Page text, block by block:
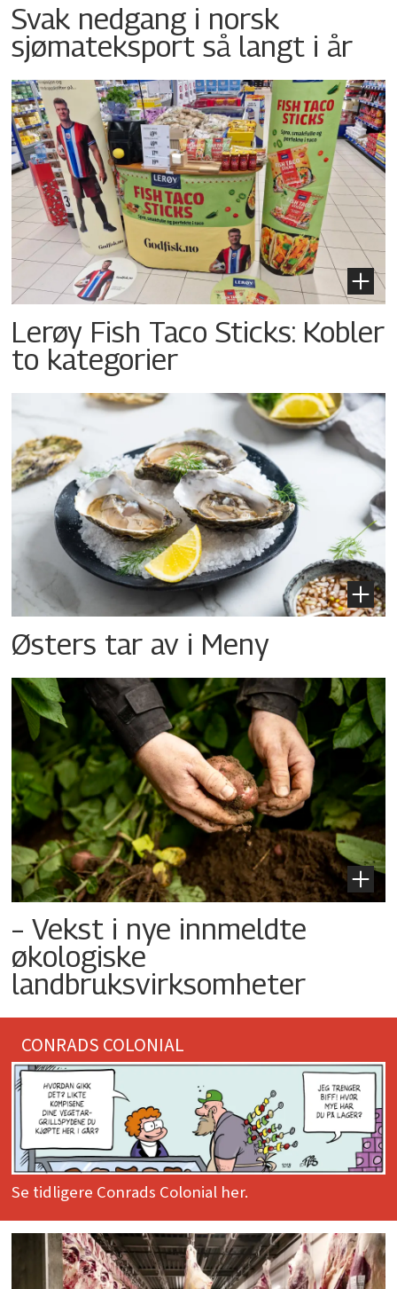
Svak nedgang i norsk
sjømateksport så langt i år
Lerøy Fish Taco Sticks: Kobler
to kategorier
Østers tar av i Meny
– Vekst i nye innmeldte
økologiske
landbruksvirksomheter
CONRADS COLONIAL
Se tidligere Conrads Colonial her.